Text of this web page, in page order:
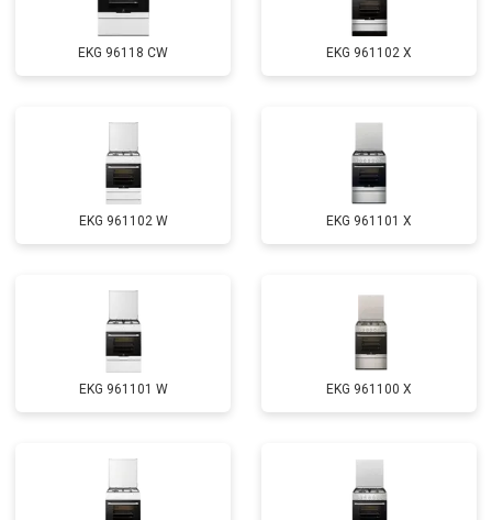
EKG 96118 CW EKG 961102 X
EKG 961102 W EKG 961101 X
EKG 961101 W EKG 961100 X